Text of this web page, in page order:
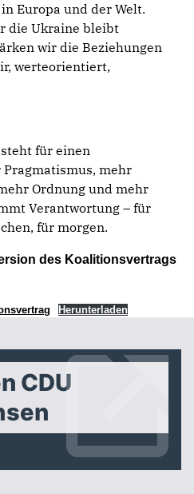
Europa und der Welt.
die Ukraine bleibt
wir die Beziehungen
werteorientiert,
für einen
mehr
Ordnung und mehr
Verantwortung – für
für morgen.
des Koalitionsvertrags
Herunterladen
CDU